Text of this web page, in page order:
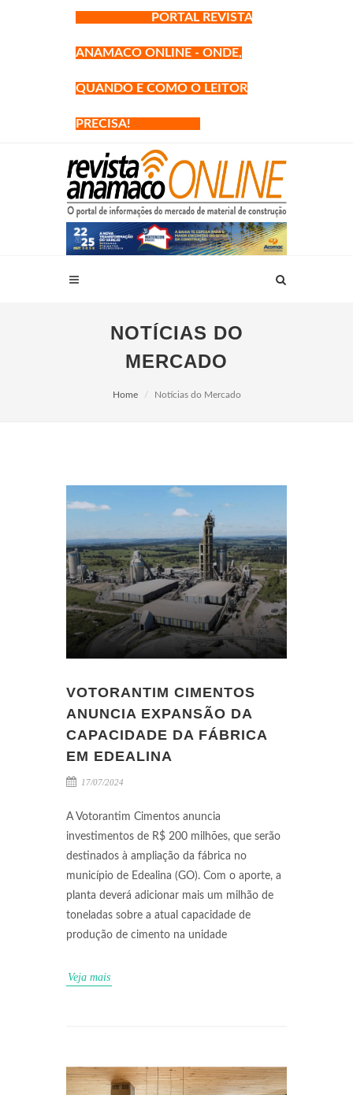
PORTAL REVISTA
ANAMACO ONLINE - ONDE,
QUANDO E COMO O LEITOR
PRECISA!
NOTÍCIAS DO
MERCADO
Home Notícias do Mercado
VOTORANTIM CIMENTOS
ANUNCIA EXPANSÃO DA
CAPACIDADE DA FÁBRICA
EM EDEALINA
17/07/2024
A Votorantim Cimentos anuncia
investimentos de R$ 200 milhões, que serão
destinados à ampliação da fábrica no
município de Edealina (GO). Com o aporte, a
planta deverá adicionar mais um milhão de
toneladas sobre a atual capacidade de
produção de cimento na unidade
Veja mais